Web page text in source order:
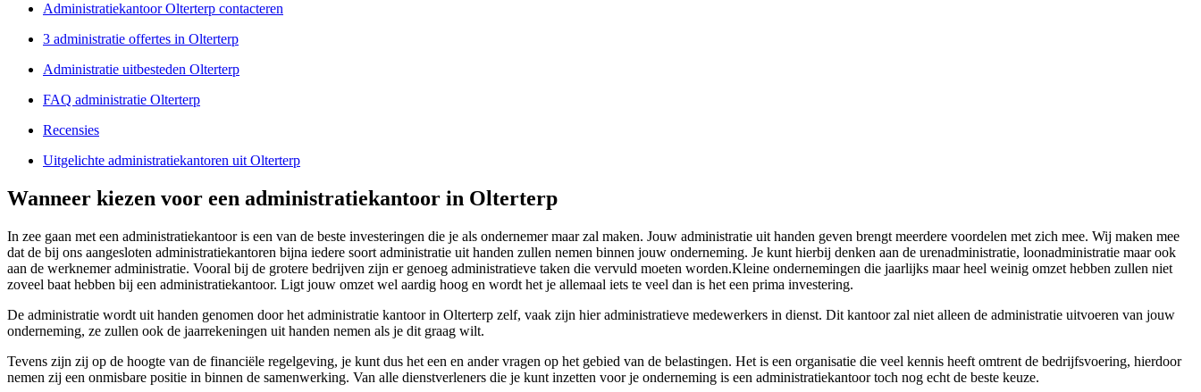
Administratiekantoor Olterterp contacteren
3 administratie offertes in Olterterp
Administratie uitbesteden Olterterp
FAQ administratie Olterterp
Recensies
Uitgelichte administratiekantoren uit Olterterp
Wanneer kiezen voor een administratiekantoor in Olterterp
In zee gaan met een administratiekantoor is een van de beste investeringen die je als ondernemer maar zal maken. Jouw administratie uit handen geven brengt meerdere voordelen met zich mee. Wij maken mee
dat de bij ons aangesloten administratiekantoren bijna iedere soort administratie uit handen zullen nemen binnen jouw onderneming. Je kunt hierbij denken aan de urenadministratie, loonadministratie maar ook
aan de werknemer administratie. Vooral bij de grotere bedrijven zijn er genoeg administratieve taken die vervuld moeten worden.Kleine ondernemingen die jaarlijks maar heel weinig omzet hebben zullen niet
zoveel baat hebben bij een administratiekantoor. Ligt jouw omzet wel aardig hoog en wordt het je allemaal iets te veel dan is het een prima investering.
De administratie wordt uit handen genomen door het administratie kantoor in Olterterp zelf, vaak zijn hier administratieve medewerkers in dienst. Dit kantoor zal niet alleen de administratie uitvoeren van jouw
onderneming, ze zullen ook de jaarrekeningen uit handen nemen als je dit graag wilt.
Tevens zijn zij op de hoogte van de financiële regelgeving, je kunt dus het een en ander vragen op het gebied van de belastingen. Het is een organisatie die veel kennis heeft omtrent de bedrijfsvoering, hierdoor
nemen zij een onmisbare positie in binnen de samenwerking. Van alle dienstverleners die je kunt inzetten voor je onderneming is een administratiekantoor toch nog echt de beste keuze.